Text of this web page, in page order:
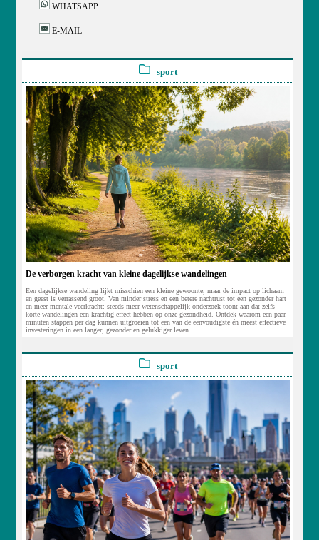
WHATSAPP
E-MAIL
sport
De verborgen kracht van kleine dagelijkse wandelingen
Een dagelijkse wandeling lijkt misschien een kleine gewoonte, maar de impact op lichaam
en geest is verrassend groot. Van minder stress en een betere nachtrust tot een gezonder hart
en meer mentale veerkracht: steeds meer wetenschappelijk onderzoek toont aan dat zelfs
korte wandelingen een krachtig effect hebben op onze gezondheid. Ontdek waarom een paar
minuten stappen per dag kunnen uitgroeien tot een van de eenvoudigste én meest effectieve
investeringen in een langer, gezonder en gelukkiger leven.
sport